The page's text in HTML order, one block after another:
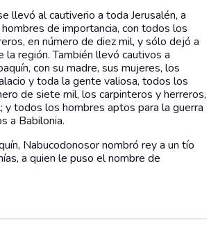
llevó al cautiverio a toda Jerusalén, a
de importancia, con todos los
en número de diez mil, y sólo dejó a
región. También llevó cautivos a
con su madre, sus mujeres, los
y toda la gente valiosa, todos los
de siete mil, los carpinteros y herreros,
y todos los hombres aptos para la guerra
a Babilonia.
Nabucodonosor nombró rey a un tío
a quien le puso el nombre de